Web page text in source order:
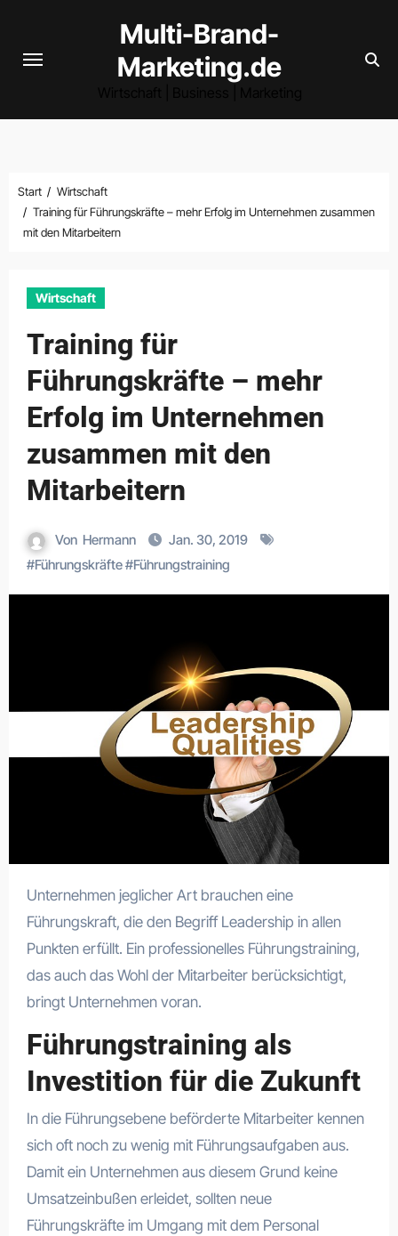
springen
Multi-Brand-
Marketing.de
Start
Wirtschaft
Training für Führungskräfte – mehr Erfolg im Unternehmen zusammen
mit den Mitarbeitern
Wirtschaft
Training für
Führungskräfte – mehr
Erfolg im Unternehmen
zusammen mit den
Mitarbeitern
Von Hermann
Jan. 30, 2019
#Führungskräfte#Führungstraining
Unternehmen jeglicher Art brauchen eine
Führungskraft, die den Begriff Leadership in allen
Punkten erfüllt. Ein professionelles Führungstraining,
das auch das Wohl der Mitarbeiter berücksichtigt,
bringt Unternehmen voran.
Führungstraining als
Investition für die Zukunft
In die Führungsebene beförderte Mitarbeiter kennen
sich oft noch zu wenig mit Führungsaufgaben aus.
Damit ein Unternehmen aus diesem Grund keine
Umsatzeinbußen erleidet, sollten neue
Führungskräfte im Umgang mit dem Personal